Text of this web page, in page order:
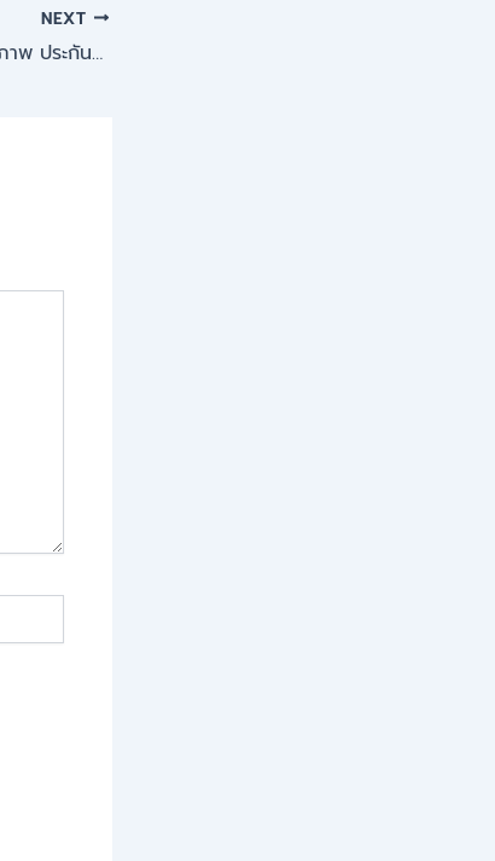
NEXT
ประกาศเรื่อง การตรวจสุขภาพ ประกันอุบัติเหตุและชุดนักเรียน ชุดพลศึกษา